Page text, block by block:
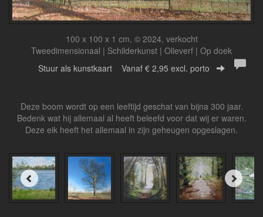
100 x 100 x 1 cm, © 2024, verkocht
Tweedimensionaal | Schilderkunst | Olieverf | Op doek
Stuur als kunstkaart Vanaf € 2,95 excl. porto
Deze boom wordt op een leeftijd geschat van bijna 300 jaar.
Bedenk wat hij allemaal al heeft beleefd voor dat wij er waren.
Deze eik heeft het allemaal in zijn geheugen opgeslagen.